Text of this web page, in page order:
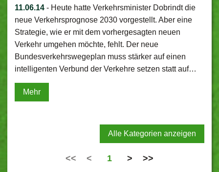
11.06.14 - Heute hatte Verkehrsminister Dobrindt die
neue Verkehrsprognose 2030 vorgestellt. Aber eine
Strategie, wie er mit dem vorhergesagten neuen
Verkehr umgehen möchte, fehlt. Der neue
Bundesverkehrswegeplan muss stärker auf einen
intelligenten Verbund der Verkehre setzen statt auf…
Mehr
Alle Kategorien anzeigen
<< < 1 > >>